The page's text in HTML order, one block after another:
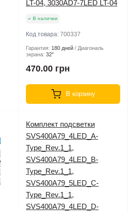
LT-04, 3030AD7-7LED LT-04
В наличии
Код товара: 700337
Гарантия: 180 дней
Диагональ
экрана: 32″
470.00 грн
В корзину
Комплект подсветки
SVS400A79_4LED_A-
Type_Rev.1_1,
SVS400A79_4LED_B-
Type_Rev.1_1,
SVS400A79_5LED_C-
Type_Rev.1_1,
SVS400A79_4LED_D-